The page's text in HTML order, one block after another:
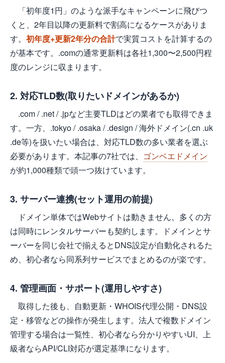
「初年度1円」のような派手なキャンペーンに飛びつ
くと、2年目以降の更新料で割高になるケースがありま
す。 初年度+更新2年分の合計で実質コストを計算するの
が基本です。.comの通常更新料は各社1,300〜2,500円程
度のレンジに収まります。
2. 対応TLD数(取りたいドメインがあるか)
.com / .net / .jpなど主要TLDはどの業者でも取得できま
す。一方、.tokyo / .osaka / .design / 海外ドメイン(.cn .uk
.de等)を扱いたい場合は、対応TLD数の多い業者を選ぶ
必要があります。本記事の7社では、 ゴンベエドメイン
が約1,000種類で頭一つ抜けています。
3. サーバー連携(セット運用の前提)
ドメイン単体ではWebサイトは動きません。多くの方
は同時にレンタルサーバーも契約します。ドメインとサ
ーバーを同じ会社で揃えるとDNS設定が自動化されるた
め、初心者なら同系列サービスでまとめるのが楽です。
4. 管理画面・サポート(運用しやすさ)
取得した後も、自動更新・WHOIS代理公開・DNS設
定・移管などの操作が発生します。法人で複数ドメイン
管理する場合は一覧性、初心者なら分かりやすいUI、上
級者ならAPI/CLI対応が選定基準になります。